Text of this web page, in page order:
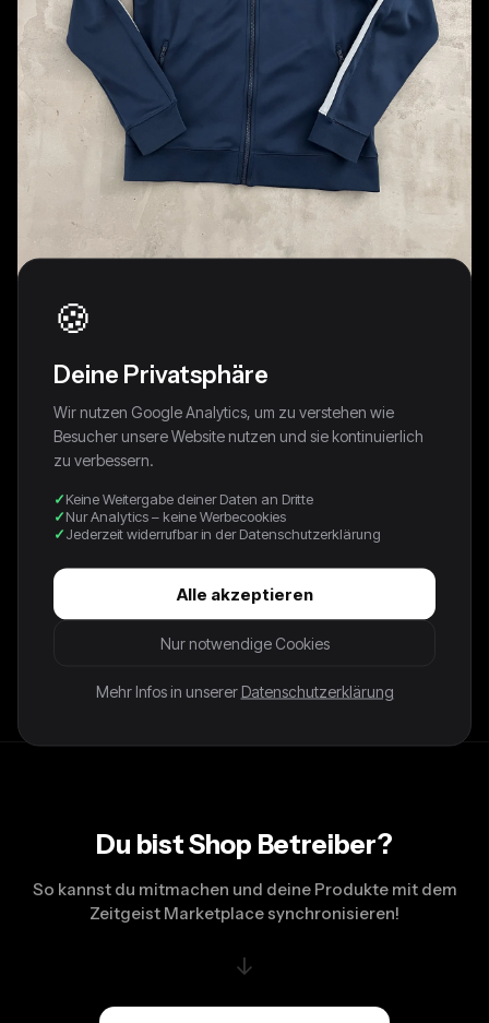
NAVY MANCHESTER CITY NIKE JACKET
- 2000S - M
65,00 €
FIT M LENGTH 67CM, PIT TO PIT 53CM NOTES: RARE,
EMBROIDED DETAILS. SOFT MATERIAL. Please note that all
items are vintage and may show minor signs of wear. Bigger
Du bist Shop Betreiber?
So kannst du mitmachen und deine Produkte mit dem
Zeitgeist Marketplace synchronisieren!
↓
🍪
Deine Privatsphäre
Wir nutzen Google Analytics, um zu verstehen wie
Besucher unsere Website nutzen und sie kontinuierlich
zu verbessern.
Keine Weitergabe deiner Daten an Dritte
Nur Analytics – keine Werbecookies
Jederzeit widerrufbar in der Datenschutzerklärung
Alle akzeptieren
Nur notwendige Cookies
Mehr Infos in unserer Datenschutzerklärung